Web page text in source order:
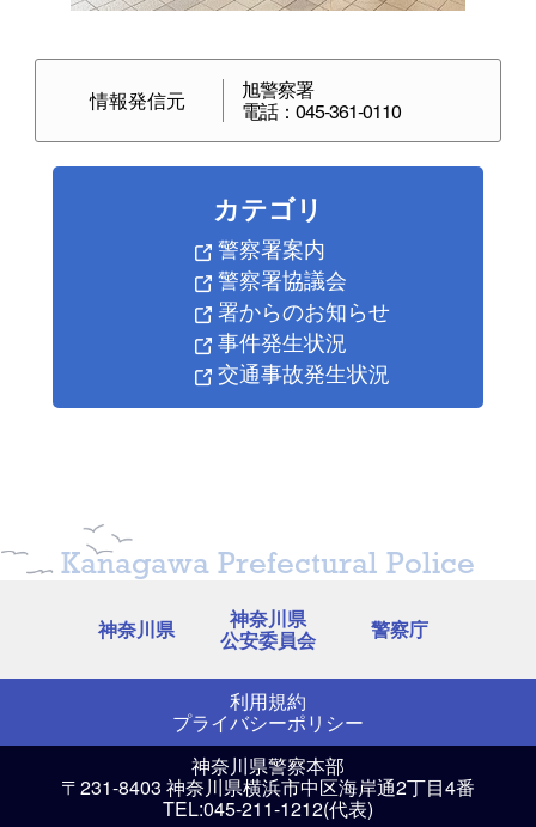
情報発信元 旭警察署
電話：045-361-0110
カテゴリ
警察署案内
警察署協議会
署からのお知らせ
事件発生状況
交通事故発生状況
Kanagawa Prefectural Police
神奈川県 神奈川県
公安委員会 警察庁
利用規約
プライバシーポリシー
神奈川県警察本部
〒231-8403 神奈川県横浜市中区海岸通2丁目4番
TEL:045-211-1212(代表)